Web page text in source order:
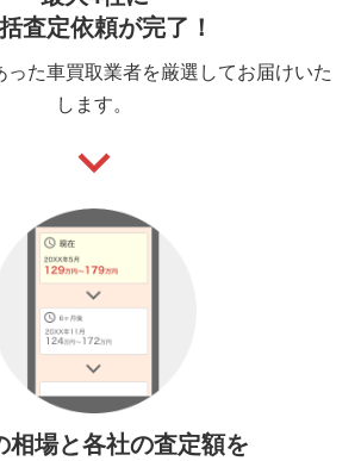
査定依頼が完了！
った車買取業者を厳選してお届けいた
します。
keyboard_arrow_down
相場と各社の査定額を